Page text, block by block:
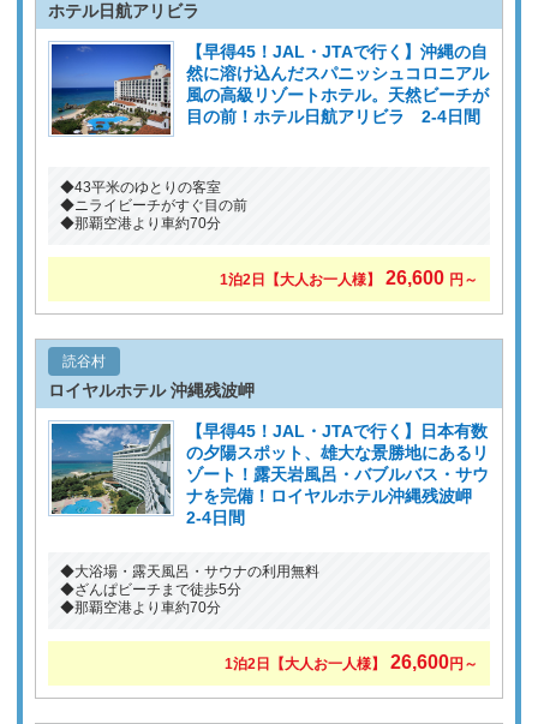
ホテル日航アリビラ
【早得45！JAL・JTAで行く】沖縄の自
然に溶け込んだスパニッシュコロニアル
風の高級リゾートホテル。天然ビーチが
目の前！ホテル日航アリビラ 2-4日間
◆43平米のゆとりの客室
◆ニライビーチがすぐ目の前
◆那覇空港より車約70分
1泊2日 【大人お一人様】 26,600 円～
読谷村
ロイヤルホテル 沖縄残波岬
【早得45！JAL・JTAで行く】日本有数
の夕陽スポット、雄大な景勝地にあるリ
ゾート！露天岩風呂・バブルバス・サウ
ナを完備！ロイヤルホテル沖縄残波岬
2-4日間
◆大浴場・露天風呂・サウナの利用無料
◆ざんぱビーチまで徒歩5分
◆那覇空港より車約70分
1泊2日 【大人お一人様】 26,600円～